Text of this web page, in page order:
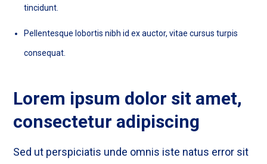
tincidunt.
Pellentesque lobortis nibh id ex auctor, vitae cursus turpis
consequat.
Lorem ipsum dolor sit amet,
consectetur adipiscing
Sed ut perspiciatis unde omnis iste natus error sit